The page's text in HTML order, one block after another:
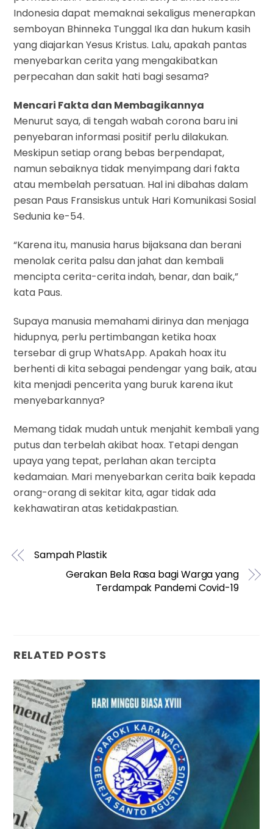
Indonesia dapat memaknai sekaligus menerapkan
semboyan Bhinneka Tunggal Ika dan hukum kasih
yang diajarkan Yesus Kristus. Lalu, apakah pantas
menyebarkan cerita yang mengakibatkan
perpecahan dan sakit hati bagi sesama?
Mencari Fakta dan Membagikannya
Menurut saya, di tengah wabah corona baru ini
penyebaran informasi positif perlu dilakukan.
Meskipun setiap orang bebas berpendapat,
namun sebaiknya tidak menyimpang dari fakta
atau membelah persatuan. Hal ini dibahas dalam
pesan Paus Fransiskus untuk Hari Komunikasi Sosial
Sedunia ke-54.
“Karena itu, manusia harus bijaksana dan berani
menolak cerita palsu dan jahat dan kembali
mencipta cerita-cerita indah, benar, dan baik,”
kata Paus.
Supaya manusia memahami dirinya dan menjaga
hidupnya, perlu pertimbangan ketika hoax
tersebar di grup WhatsApp. Apakah hoax itu
berhenti di kita sebagai pendengar yang baik, atau
kita menjadi pencerita yang buruk karena ikut
menyebarkannya?
Memang tidak mudah untuk menjahit kembali yang
putus dan terbelah akibat hoax. Tetapi dengan
upaya yang tepat, perlahan akan tercipta
kedamaian. Mari menyebarkan cerita baik kepada
orang-orang di sekitar kita, agar tidak ada
kekhawatiran atas ketidakpastian.
Sampah Plastik
Gerakan Bela Rasa bagi Warga yang
Terdampak Pandemi Covid-19
RELATED POSTS